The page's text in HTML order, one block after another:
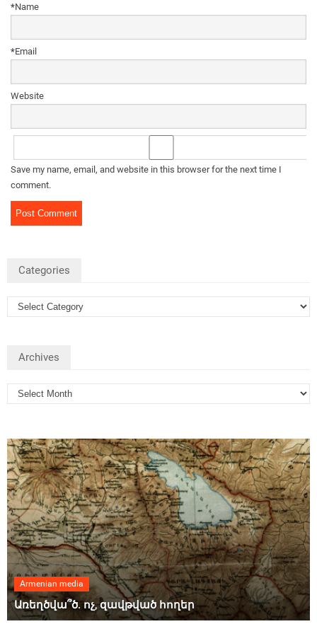
Name
*
Email
*
Website
Save my name, email, and website in this browser for the next time I
comment.
Categories
Archives
Armenian media
Առեղծվա՞ծ. ոչ, զավթված հողեր